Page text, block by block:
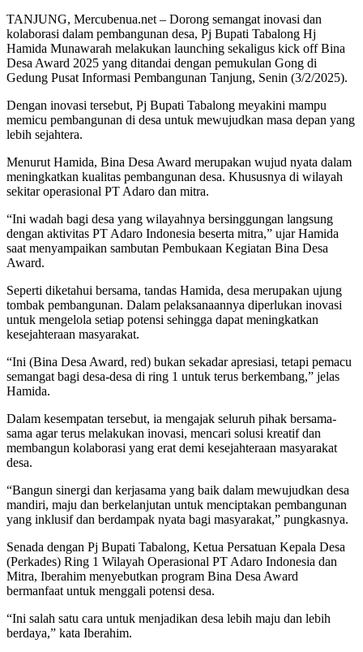
TANJUNG, Mercubenua.net – Dorong semangat inovasi dan
kolaborasi dalam pembangunan desa, Pj Bupati Tabalong Hj
Hamida Munawarah melakukan launching sekaligus kick off Bina
Desa Award 2025 yang ditandai dengan pemukulan Gong di
Gedung Pusat Informasi Pembangunan Tanjung, Senin (3/2/2025).
Dengan inovasi tersebut, Pj Bupati Tabalong meyakini mampu
memicu pembangunan di desa untuk mewujudkan masa depan yang
lebih sejahtera.
Menurut Hamida, Bina Desa Award merupakan wujud nyata dalam
meningkatkan kualitas pembangunan desa. Khususnya di wilayah
sekitar operasional PT Adaro dan mitra.
“Ini wadah bagi desa yang wilayahnya bersinggungan langsung
dengan aktivitas PT Adaro Indonesia beserta mitra,” ujar Hamida
saat menyampaikan sambutan Pembukaan Kegiatan Bina Desa
Award.
Seperti diketahui bersama, tandas Hamida, desa merupakan ujung
tombak pembangunan. Dalam pelaksanaannya diperlukan inovasi
untuk mengelola setiap potensi sehingga dapat meningkatkan
kesejahteraan masyarakat.
“Ini (Bina Desa Award, red) bukan sekadar apresiasi, tetapi pemacu
semangat bagi desa-desa di ring 1 untuk terus berkembang,” jelas
Hamida.
Dalam kesempatan tersebut, ia mengajak seluruh pihak bersama-
sama agar terus melakukan inovasi, mencari solusi kreatif dan
membangun kolaborasi yang erat demi kesejahteraan masyarakat
desa.
“Bangun sinergi dan kerjasama yang baik dalam mewujudkan desa
mandiri, maju dan berkelanjutan untuk menciptakan pembangunan
yang inklusif dan berdampak nyata bagi masyarakat,” pungkasnya.
Senada dengan Pj Bupati Tabalong, Ketua Persatuan Kepala Desa
(Perkades) Ring 1 Wilayah Operasional PT Adaro Indonesia dan
Mitra, Iberahim menyebutkan program Bina Desa Award
bermanfaat untuk menggali potensi desa.
“Ini salah satu cara untuk menjadikan desa lebih maju dan lebih
berdaya,” kata Iberahim.